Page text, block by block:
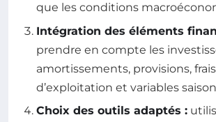
que les conditions
Intégration des éléments
prendre en compte les
amortissements, provisions, frais
d’exploitation et variables
Choix des outils adaptés :